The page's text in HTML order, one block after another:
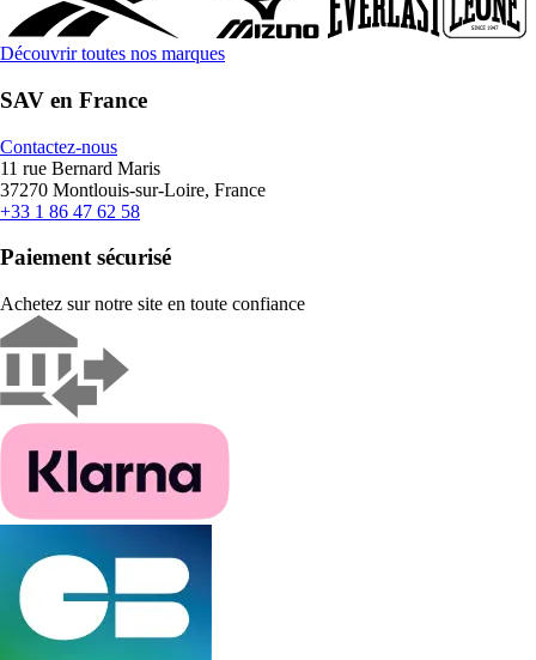
Découvrir toutes nos marques
SAV en France
Contactez-nous
11 rue Bernard Maris
37270 Montlouis-sur-Loire, France
+33 1 86 47 62 58
Paiement sécurisé
Achetez sur notre site en toute confiance